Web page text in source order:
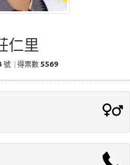
仁里
號 得票數 5569